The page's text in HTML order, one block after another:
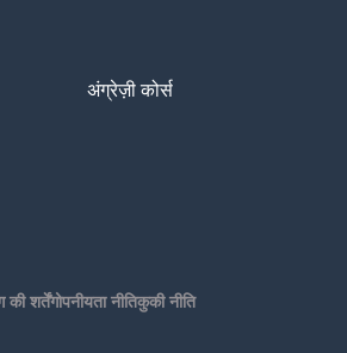
अंग्रेज़ी कोर्स
की शर्तेंगोपनीयता नीतिकुकी नीति